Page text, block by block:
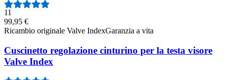
11
99,95 €
Ricambio originale Valve IndexGaranzia a vita
Cuscinetto regolazione cinturino per la testa visore
Valve Index